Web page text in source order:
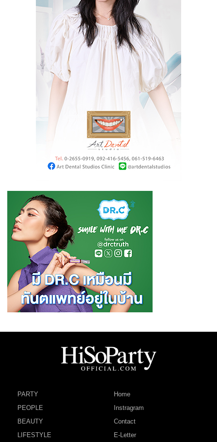
PARTY
PEOPLE
BEAUTY
LIFESTYLE
Home
Instragram
Contact
E-Letter